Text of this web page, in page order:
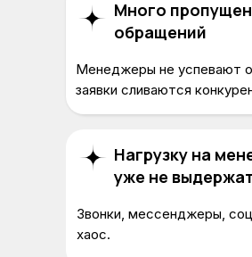
Нагрузку на
уже не
Много
обращений
Менеджеры не успевают
заявки сливаются
Звонки, мессенджеры,
хаос.